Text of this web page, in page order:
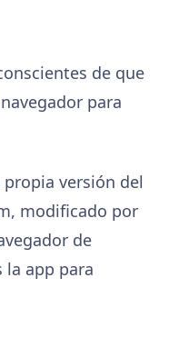
de que
para
versión del
modificado por
de
la app para